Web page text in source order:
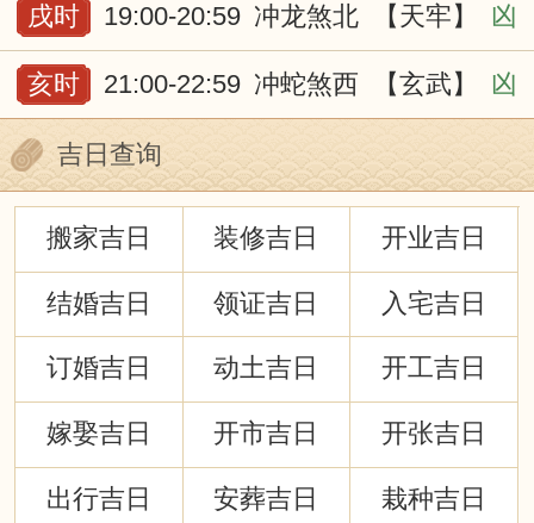
戌时 19:00-20:59 冲龙煞北 【天牢】 凶
亥时 21:00-22:59 冲蛇煞西 【玄武】 凶
吉日查询
搬家吉日 装修吉日 开业吉日
结婚吉日 领证吉日 入宅吉日
订婚吉日 动土吉日 开工吉日
嫁娶吉日 开市吉日 开张吉日
出行吉日 安葬吉日 栽种吉日